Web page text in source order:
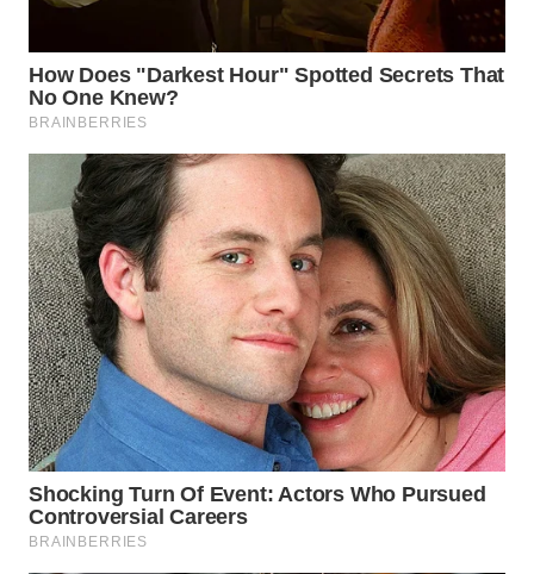
ADVOKAT
WAHANA
INFRASTRUKTUR
WAHANA
KONSUMEN
WAHANA
LISTRIK
WAHANA
TRAVEL
WAHANA
TV
WAHANANEWS
ID